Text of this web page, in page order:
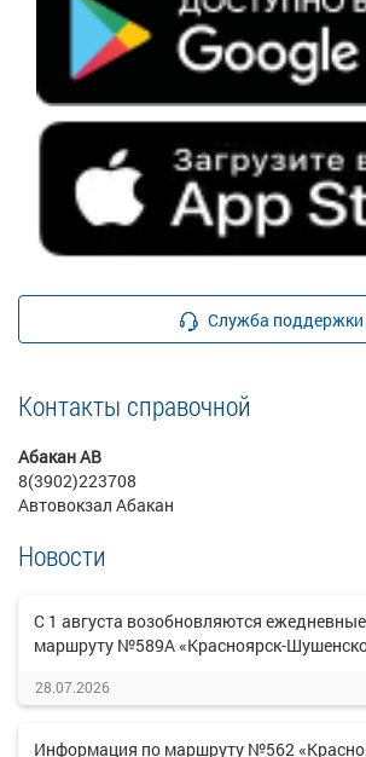
Служба поддержки
Контакты справочной
Абакан АВ
8(3902)223708
Автовокзал Абакан
Новости
С 1 августа возобновляются
маршруту №589А «Красноярск-
28.07.2026
Информация по маршруту №562